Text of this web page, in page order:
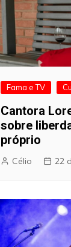
Fama e TV
Cantora
sobre
próprio
Célio 22